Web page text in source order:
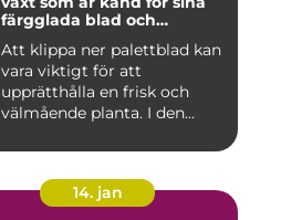
färgglada blad och
prydnadsväxt både
inomhus och utomhus
Att klippa ner palettblad kan
vara viktigt för att
upprätthålla en frisk och
välmående planta. I den...
14. jan